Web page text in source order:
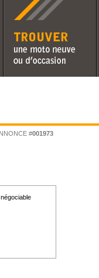
Trouver une moto neuve ou
d'occasion
#001973
négociable